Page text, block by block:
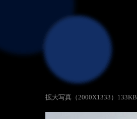
拡大写真（2000X1333）133KB